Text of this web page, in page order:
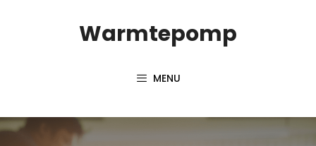
Warmtepomp
MENU